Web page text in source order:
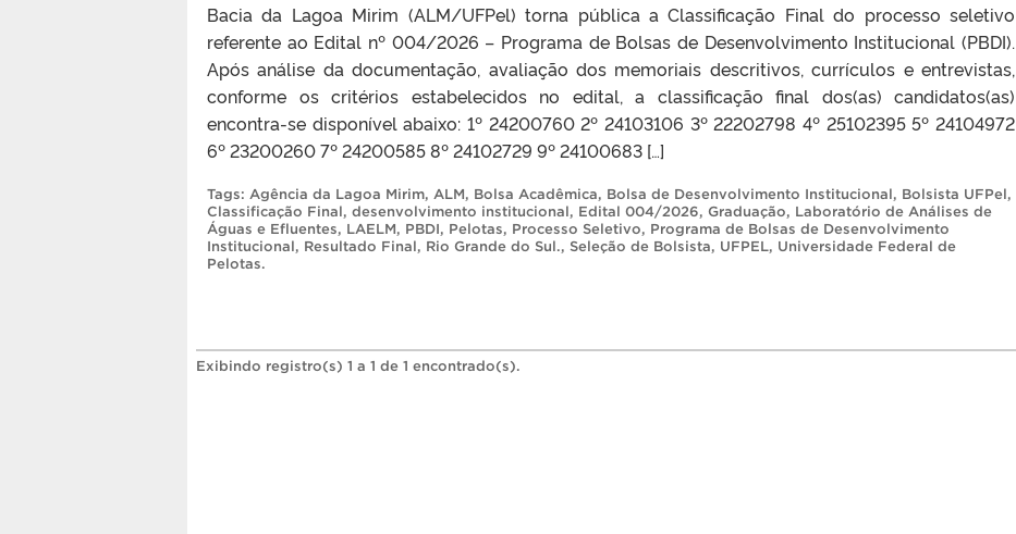
Bacia da Lagoa Mirim (ALM/UFPel) torna pública a Classificação Final do processo seletivo
referente ao Edital nº 004/2026 – Programa de Bolsas de Desenvolvimento Institucional (PBDI).
Após análise da documentação, avaliação dos memoriais descritivos, currículos e entrevistas,
conforme os critérios estabelecidos no edital, a classificação final dos(as) candidatos(as)
encontra-se disponível abaixo: 1º 24200760 2º 24103106 3º 22202798 4º 25102395 5º 24104972
6º 23200260 7º 24200585 8º 24102729 9º 24100683 […]
Tags: Agência da Lagoa Mirim, ALM, Bolsa Acadêmica, Bolsa de Desenvolvimento Institucional, Bolsista UFPel,
Classificação Final, desenvolvimento institucional, Edital 004/2026, Graduação, Laboratório de Análises de
Águas e Efluentes, LAELM, PBDI, Pelotas, Processo Seletivo, Programa de Bolsas de Desenvolvimento
Institucional, Resultado Final, Rio Grande do Sul., Seleção de Bolsista, UFPEL, Universidade Federal de
Pelotas.
Exibindo registro(s) 1 a 1 de 1 encontrado(s).